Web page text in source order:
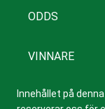
ODDS
VINNARE
Innehållet på